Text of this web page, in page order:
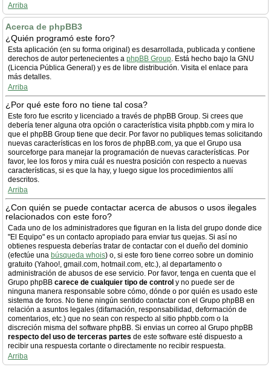
Arriba
Acerca de phpBB3
¿Quién programó este foro?
Esta aplicación (en su forma original) es desarrollada, publicada y contiene
derechos de autor pertenecientes a phpBB Group. Está hecho bajo la GNU
(Licencia Pública General) y es de libre distribución. Visita el enlace para
más detalles.
Arriba
¿Por qué este foro no tiene tal cosa?
Este foro fue escrito y licenciado a través de phpBB Group. Si crees que
debería tener alguna otra opción o característica visita phpbb.com y mira lo
que el phpBB Group tiene que decir. Por favor no publiques temas solicitando
nuevas características en los foros de phpBB.com, ya que el Grupo usa
sourceforge para manejar la programación de nuevas características. Por
favor, lee los foros y mira cuál es nuestra posición con respecto a nuevas
características, si es que la hay, y luego sigue los procedimientos allí
descritos.
Arriba
¿Con quién se puede contactar acerca de abusos o usos ilegales
relacionados con este foro?
Cada uno de los administradores que figuran en la lista del grupo donde dice
"El Equipo" es un contacto apropiado para enviar tus quejas. Si así no
obtienes respuesta deberías tratar de contactar con el dueño del dominio
(efectúe una búsqueda whois) o, si este foro tiene correo sobre un dominio
gratuito (Yahoo!, gmail.com, hotmail.com, etc.), al departamento o
administración de abusos de ese servicio. Por favor, tenga en cuenta que el
Grupo phpBB carece de cualquier tipo de control y no puede ser de
ninguna manera responsable sobre cómo, dónde o por quién es usado este
sistema de foros. No tiene ningún sentido contactar con el Grupo phpBB en
relación a asuntos legales (difamación, responsabilidad, deformación de
comentarios, etc.) que no sean con respecto al sitio phpbb.com o la
discreción misma del software phpBB. Si envias un correo al Grupo phpBB
respecto del uso de terceras partes de este software esté dispuesto a
recibir una respuesta cortante o directamente no recibir respuesta.
Arriba